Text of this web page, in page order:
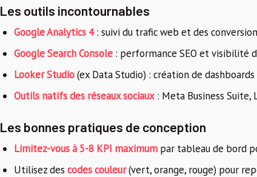
Les outils incontournables
Google Analytics 4: suivi du trafic web et des
Google Search Console : performance SEO et visibilité
Looker Studio(ex Data Studio) : création de
Outils natifs des réseaux sociaux : Meta Business Suite,
Les bonnes pratiques de conception
Limitez-vous à 5-8 KPI maximum par tableau de bord
Utilisez des codes couleur(vert, orange, rouge) pour